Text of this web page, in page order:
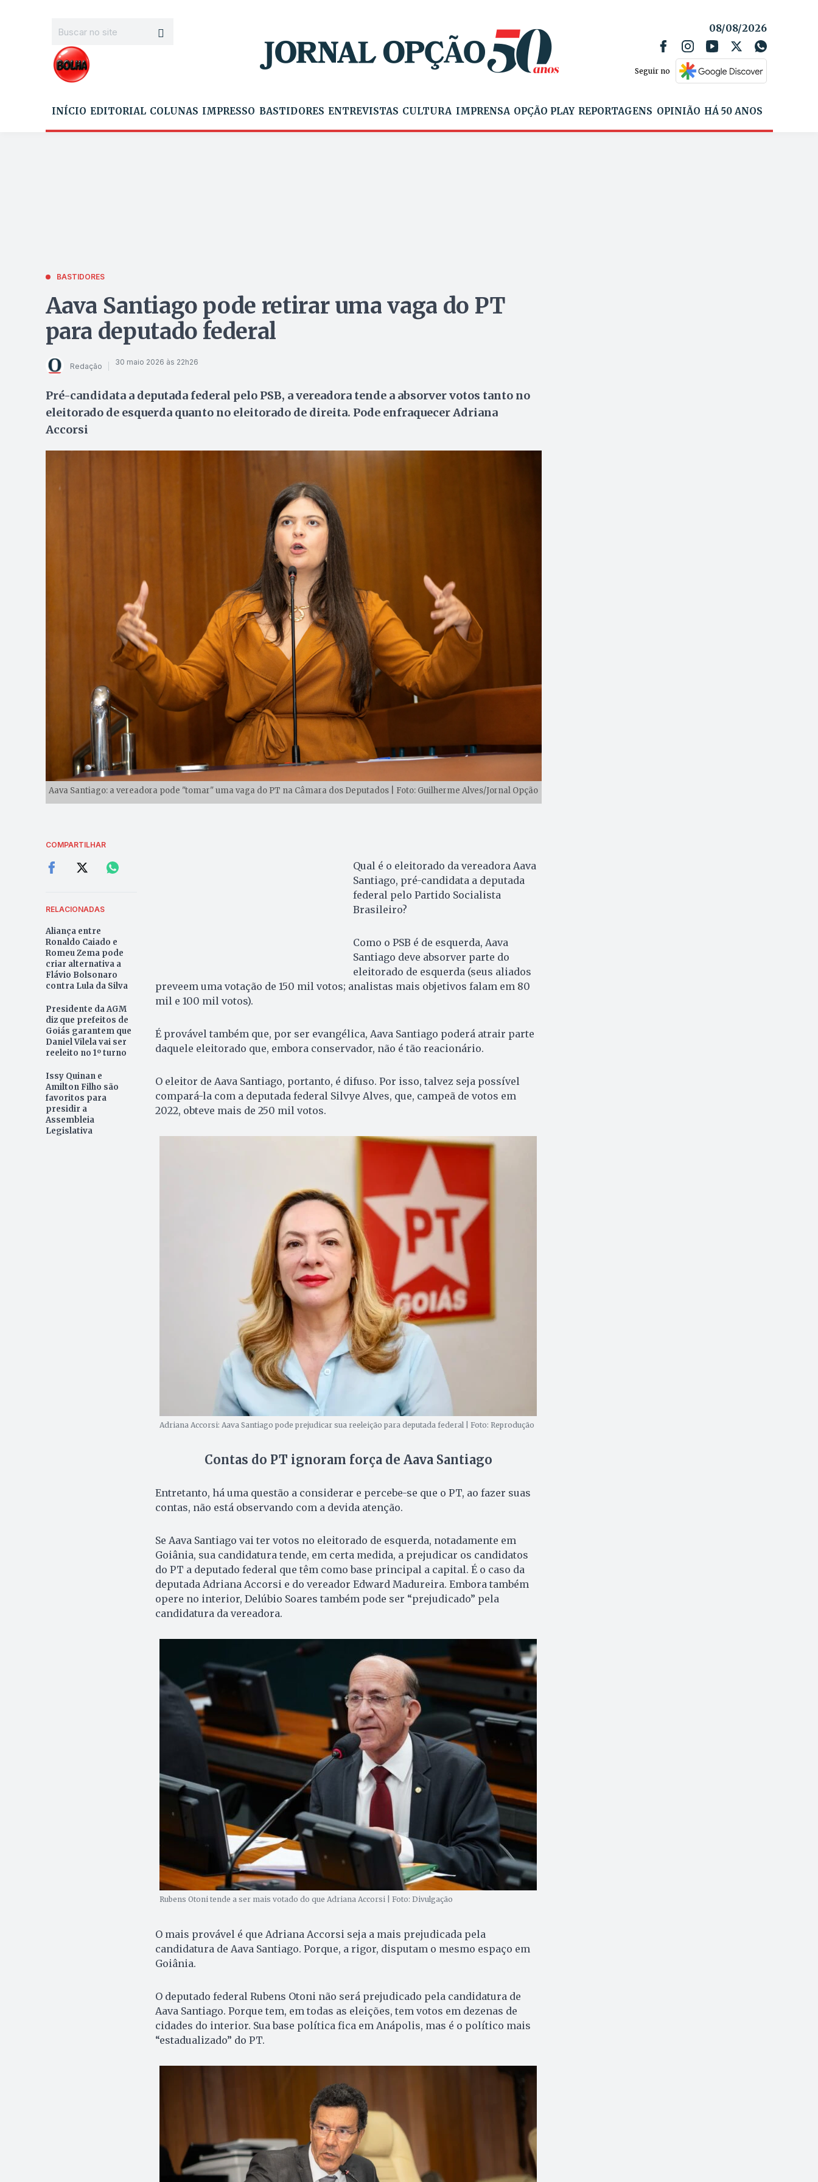
08/08/2026
Seguir no
INÍCIO EDITORIAL COLUNAS IMPRESSO BASTIDORES ENTREVISTAS CULTURA IMPRENSA OPÇÃO PLAY REPORTAGENS OPINIÃO HÁ 50 ANOS
BASTIDORES
Aava Santiago pode retirar uma vaga do PT
para deputado federal
Redação 30 maio 2026 às 22h26
Pré-candidata a deputada federal pelo PSB, a vereadora tende a absorver votos tanto no
eleitorado de esquerda quanto no eleitorado de direita. Pode enfraquecer Adriana
Accorsi
Aava Santiago: a vereadora pode "tomar" uma vaga do PT na Câmara dos Deputados | Foto: Guilherme Alves/Jornal Opção
COMPARTILHAR
RELACIONADAS
Aliança entre
Ronaldo Caiado e
Romeu Zema pode
criar alternativa a
Flávio Bolsonaro
contra Lula da Silva
Presidente da AGM
diz que prefeitos de
Goiás garantem que
Daniel Vilela vai ser
reeleito no 1º turno
Issy Quinan e
Amilton Filho são
favoritos para
presidir a
Assembleia
Legislativa
Qual é o eleitorado da vereadora Aava
Santiago, pré-candidata a deputada
federal pelo Partido Socialista
Brasileiro?
Como o PSB é de esquerda, Aava
Santiago deve absorver parte do
eleitorado de esquerda (seus aliados
preveem uma votação de 150 mil votos; analistas mais objetivos falam em 80
mil e 100 mil votos).
É provável também que, por ser evangélica, Aava Santiago poderá atrair parte
daquele eleitorado que, embora conservador, não é tão reacionário.
O eleitor de Aava Santiago, portanto, é difuso. Por isso, talvez seja possível
compará-la com a deputada federal Silvye Alves, que, campeã de votos em
2022, obteve mais de 250 mil votos.
Adriana Accorsi: Aava Santiago pode prejudicar sua reeleição para deputada federal | Foto: Reprodução
Contas do PT ignoram força de Aava Santiago
Entretanto, há uma questão a considerar e percebe-se que o PT, ao fazer suas
contas, não está observando com a devida atenção.
Se Aava Santiago vai ter votos no eleitorado de esquerda, notadamente em
Goiânia, sua candidatura tende, em certa medida, a prejudicar os candidatos
do PT a deputado federal que têm como base principal a capital. É o caso da
deputada Adriana Accorsi e do vereador Edward Madureira. Embora também
opere no interior, Delúbio Soares também pode ser “prejudicado” pela
candidatura da vereadora.
Rubens Otoni tende a ser mais votado do que Adriana Accorsi | Foto: Divulgação
O mais provável é que Adriana Accorsi seja a mais prejudicada pela
candidatura de Aava Santiago. Porque, a rigor, disputam o mesmo espaço em
Goiânia.
O deputado federal Rubens Otoni não será prejudicado pela candidatura de
Aava Santiago. Porque tem, em todas as eleições, tem votos em dezenas de
cidades do interior. Sua base política fica em Anápolis, mas é o político mais
“estadualizado” do PT.